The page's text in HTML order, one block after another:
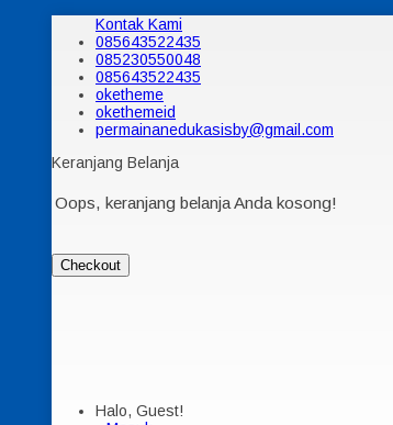
Kontak Kami
085643522435
085230550048
085643522435
oketheme
okethemeid
permainanedukasisby@gmail.com
Keranjang Belanja
Oops, keranjang belanja Anda kosong!
Checkout
Halo, Guest!